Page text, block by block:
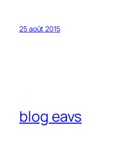
25 août 2015
blog eavs